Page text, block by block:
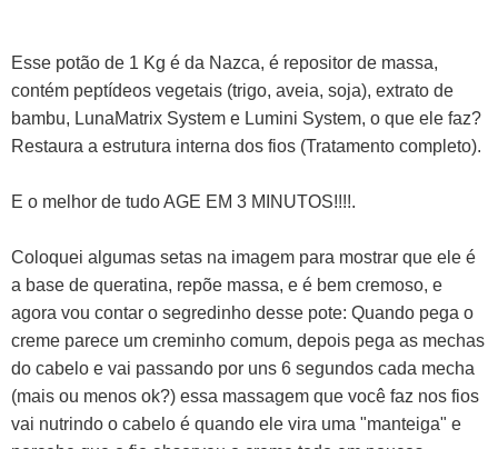
Esse potão de 1 Kg é da Nazca, é repositor de massa,
contém peptídeos vegetais (trigo, aveia, soja), extrato de
bambu, LunaMatrix System e Lumini System, o que ele faz?
Restaura a estrutura interna dos fios (Tratamento completo).
E o melhor de tudo AGE EM 3 MINUTOS!!!!.
Coloquei algumas setas na imagem para mostrar que ele é
a base de queratina, repõe massa, e é bem cremoso, e
agora vou contar o segredinho desse pote: Quando pega o
creme parece um creminho comum, depois pega as mechas
do cabelo e vai passando por uns 6 segundos cada mecha
(mais ou menos ok?) essa massagem que você faz nos fios
vai nutrindo o cabelo é quando ele vira uma "manteiga" e